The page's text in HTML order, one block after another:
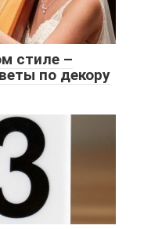
стиле –
по декору